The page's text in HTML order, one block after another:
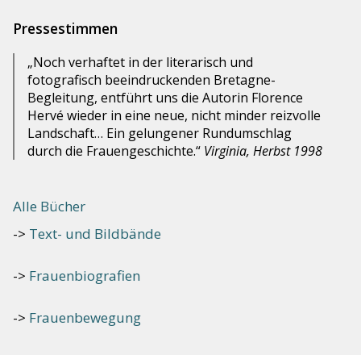
Pressestimmen
„Noch verhaftet in der literarisch und
fotografisch beeindruckenden Bretagne-
Begleitung, entführt uns die Autorin Florence
Hervé wieder in eine neue, nicht minder reizvolle
Landschaft… Ein gelungener Rundumschlag
durch die Frauengeschichte.“ Virginia, Herbst 1998
Alle Bücher
Text- und Bildbände
Frauenbiografien
Frauenbewegung